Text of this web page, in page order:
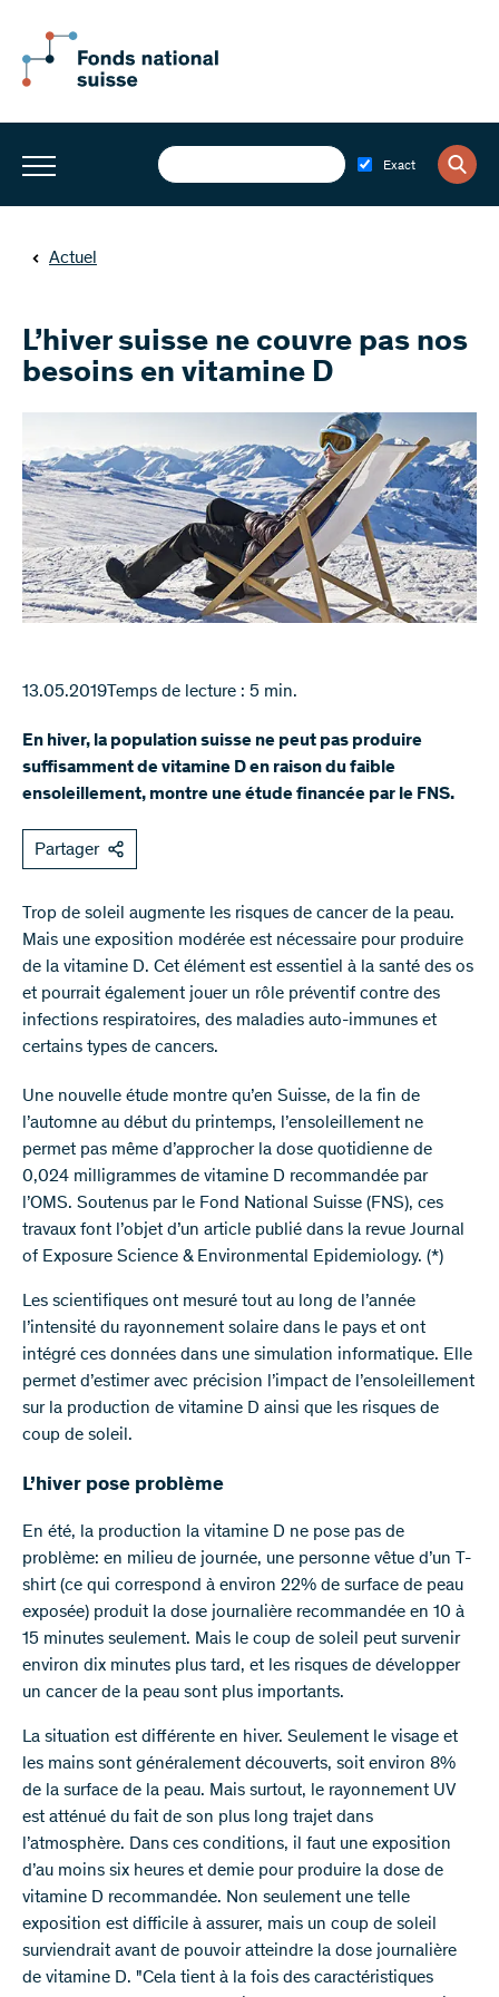
Exact
Actuel
L’hiver suisse ne couvre pas nos
besoins en vitamine D
13.05.2019Temps de lecture : 5 min.
En hiver, la population suisse ne peut pas produire
suffisamment de vitamine D en raison du faible
ensoleillement, montre une étude financée par le FNS.
Partager
Trop de soleil augmente les risques de cancer de la peau.
Mais une exposition modérée est nécessaire pour produire
de la vitamine D. Cet élément est essentiel à la santé des os
et pourrait également jouer un rôle préventif contre des
infections respiratoires, des maladies auto-immunes et
certains types de cancers.
Une nouvelle étude montre qu’en Suisse, de la fin de
l’automne au début du printemps, l’ensoleillement ne
permet pas même d’approcher la dose quotidienne de
0,024 milligrammes de vitamine D recommandée par
l’OMS. Soutenus par le Fond National Suisse (FNS), ces
travaux font l’objet d’un article publié dans la revue Journal
of Exposure Science & Environmental Epidemiology. (*)
Les scientifiques ont mesuré tout au long de l’année
l’intensité du rayonnement solaire dans le pays et ont
intégré ces données dans une simulation informatique. Elle
permet d’estimer avec précision l’impact de l’ensoleillement
sur la production de vitamine D ainsi que les risques de
coup de soleil.
L’hiver pose problème
En été, la production la vitamine D ne pose pas de
problème: en milieu de journée, une personne vêtue d’un T-
shirt (ce qui correspond à environ 22% de surface de peau
exposée) produit la dose journalière recommandée en 10 à
15 minutes seulement. Mais le coup de soleil peut survenir
environ dix minutes plus tard, et les risques de développer
un cancer de la peau sont plus importants.
La situation est différente en hiver. Seulement le visage et
les mains sont généralement découverts, soit environ 8%
de la surface de la peau. Mais surtout, le rayonnement UV
est atténué du fait de son plus long trajet dans
l’atmosphère. Dans ces conditions, il faut une exposition
d’au moins six heures et demie pour produire la dose de
vitamine D recommandée. Non seulement une telle
exposition est difficile à assurer, mais un coup de soleil
surviendrait avant de pouvoir atteindre la dose journalière
de vitamine D. "Cela tient à la fois des caractéristiques